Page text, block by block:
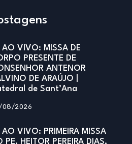
AO VIVO: MISSA DE
PRESENTE DE
ANTENOR
DE ARAÚJO |
de Sant’Ana
08/2026
VIVO: PRIMEIRA MISSA
PE. HEITOR PEREIRA DIAS,